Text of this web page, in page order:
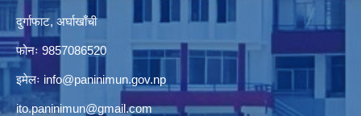
दुर्गाफाट, अर्घाखाँची
फोनः 9857086520
इमेलः info@paninimun.gov.np
ito.paninimun@gmail.com